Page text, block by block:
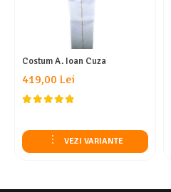
Costum A. Ioan Cuza
419,00 Lei
VEZI VARIANTE